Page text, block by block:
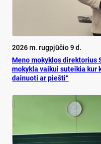
2026 m. rugpjūčio 9 d.
Meno mokyklos direktorius
mokykla vaikui suteikia kur
dainuoti ar piešti“